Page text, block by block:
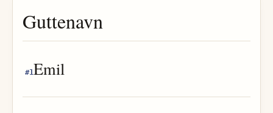
Guttenavn
#1Emil